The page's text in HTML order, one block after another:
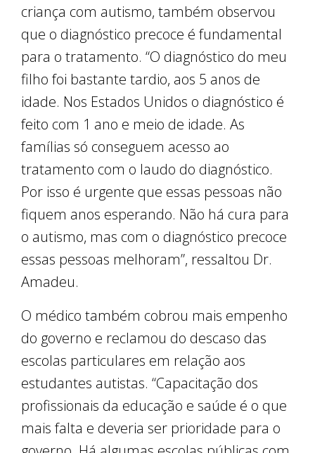
criança com autismo, também observou
que o diagnóstico precoce é fundamental
para o tratamento. “O diagnóstico do meu
filho foi bastante tardio, aos 5 anos de
idade. Nos Estados Unidos o diagnóstico é
feito com 1 ano e meio de idade. As
famílias só conseguem acesso ao
tratamento com o laudo do diagnóstico.
Por isso é urgente que essas pessoas não
fiquem anos esperando. Não há cura para
o autismo, mas com o diagnóstico precoce
essas pessoas melhoram”, ressaltou Dr.
Amadeu.
O médico também cobrou mais empenho
do governo e reclamou do descaso das
escolas particulares em relação aos
estudantes autistas. “Capacitação dos
profissionais da educação e saúde é o que
mais falta e deveria ser prioridade para o